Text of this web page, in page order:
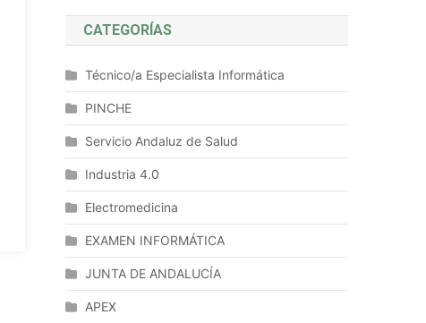
CATEGORÍAS
Técnico/a Especialista Informática
PINCHE
Servicio Andaluz de Salud
Industria 4.0
Electromedicina
EXAMEN INFORMÁTICA
JUNTA DE ANDALUCÍA
APEX